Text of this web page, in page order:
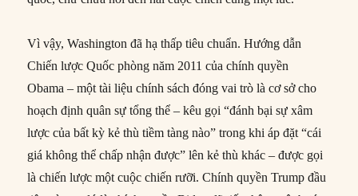
Vì vậy, Washington đã hạ thấp tiêu chuẩn. Hướng dẫn
Chiến lược Quốc phòng năm 2011 của chính quyền
Obama – một tài liệu chính sách đóng vai trò là cơ sở cho
hoạch định quân sự tổng thể – kêu gọi “đánh bại sự xâm
lược của bất kỳ kẻ thù tiềm tàng nào” trong khi áp đặt “cái
giá không thể chấp nhận được” lên kẻ thù khác – được gọi
là chiến lược một cuộc chiến rưỡi. Chính quyền Trump đầu